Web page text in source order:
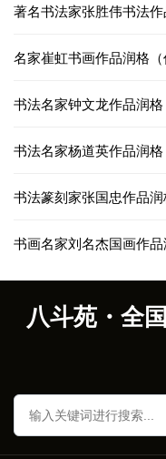
著名书法家张胜伟书法
名家崔虹书画作品润格
书法名家钟文龙作品润
书法名家杨道英作品润
书法篆刻家张国忠作品
书画名家刘名杰国画作
八斗苑・全